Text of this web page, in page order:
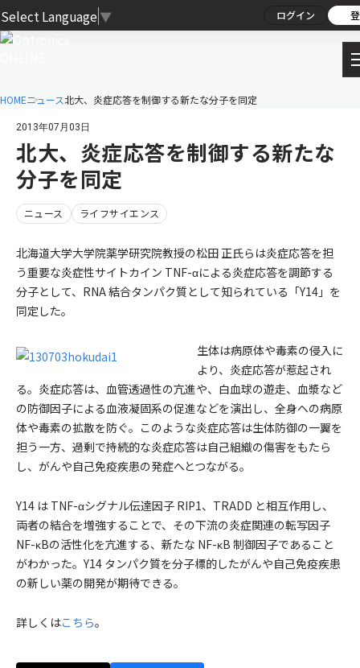
Select Language ▼ ログイン
HOMEニュース北大、炎症応答を制御する新たな分子を同定
2013年07月03日
北大、炎症応答を制御する新たな
分子を同定
ニュース ライフサイエンス
北海道大学大学院薬学研究院教授の松田 正氏らは炎症応答を担
う重要な炎症性サイトカイン TNF-αによる炎症応答を調節する
分子として、RNA 結合タンパク質として知られている「Y14」を
同定した。
生体は病原体や毒素の侵入に
より、炎症応答が惹起され
る。炎症応答は、血管透過性の亢進や、白血球の遊走、血漿など
の防御因子による血液凝固系の促進などを演出し、全身への病原
体や毒素の拡散を防ぐ。このような炎症応答は生体防御の一翼を
担う一方、過剰で持続的な炎症応答は自己組織の傷害をもたら
し、がんや自己免疫疾患の発症へとつながる。
Y14 は TNF-αシグナル伝達因子 RIP1、TRADD と相互作用し、
両者の結合を増強することで、その下流の炎症関連の転写因子
NF-κBの活性化を亢進する、新たな NF-κB 制御因子であること
がわかった。Y14 タンパク質を分子標的したがんや自己免疫疾患
の新しい薬の開発が期待できる。
詳しくはこちら。